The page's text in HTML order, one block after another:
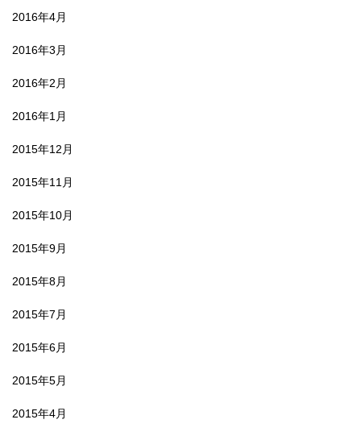
2016年4月
2016年3月
2016年2月
2016年1月
2015年12月
2015年11月
2015年10月
2015年9月
2015年8月
2015年7月
2015年6月
2015年5月
2015年4月